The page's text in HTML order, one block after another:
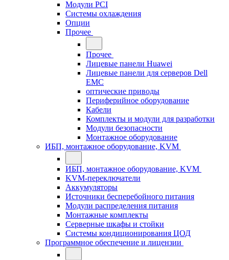
Модули PCI
Системы охлаждения
Опции
Прочее
Прочее
Лицевые панели Huawei
Лицевые панели для серверов Dell
EMC
оптические приводы
Периферийное оборудование
Кабели
Комплекты и модули для разработки
Модули безопасности
Монтажное оборудование
ИБП, монтажное оборудование, KVM
ИБП, монтажное оборудование, KVM
KVM-переключатели
Аккумуляторы
Источники бесперебойного питания
Модули распределения питания
Монтажные комплекты
Серверные шкафы и стойки
Системы кондиционирования ЦОД
Программное обеспечение и лицензии